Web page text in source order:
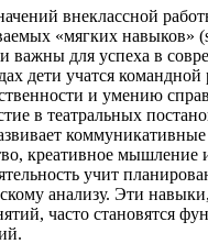
внеклассной
«мягких навыков»
важны для успеха в
дети учатся командной
и умению
в театральных
креативное мышление
учит
анализу. Эти
часто становятся